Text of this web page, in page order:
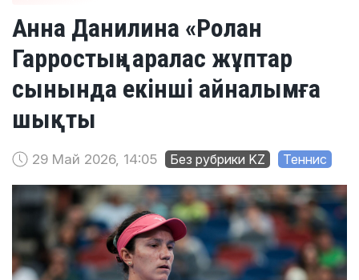
Анна Данилина «Ролан
Гарростың» аралас жұптар
сынында екінші айналымға
шықты
29 Май 2026, 14:05 Без рубрики KZ Теннис